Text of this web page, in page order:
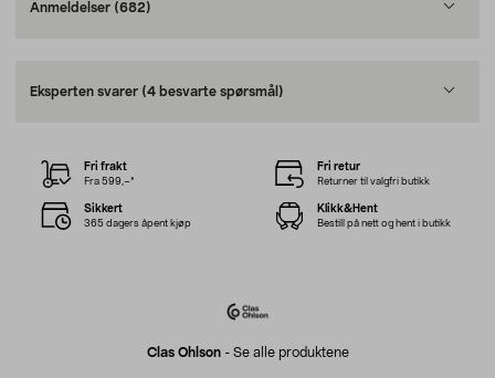
Anmeldelser (682)
Eksperten svarer (4 besvarte spørsmål)
Clas Ohlson- Se alle produktene
Fri frakt
Fra 599,–*
Fri retur
Returner til valgfri butikk
Sikkert
365 dagers åpent kjøp
Klikk&Hent
Bestill på nett og hent i butikk